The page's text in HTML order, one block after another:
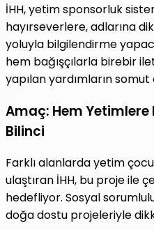
İHH, yetim sponsorluk
hayırseverlere, adlarına
yoluyla bilgilendirme
hem bağışçılarla birebir
yapılan yardımların
Amaç: Hem Yetimlere
Bilinci
Farklı alanlarda yetim
ulaştıran İHH, bu proje ile
hedefliyor. Sosyal
doğa dostu projeleriyle